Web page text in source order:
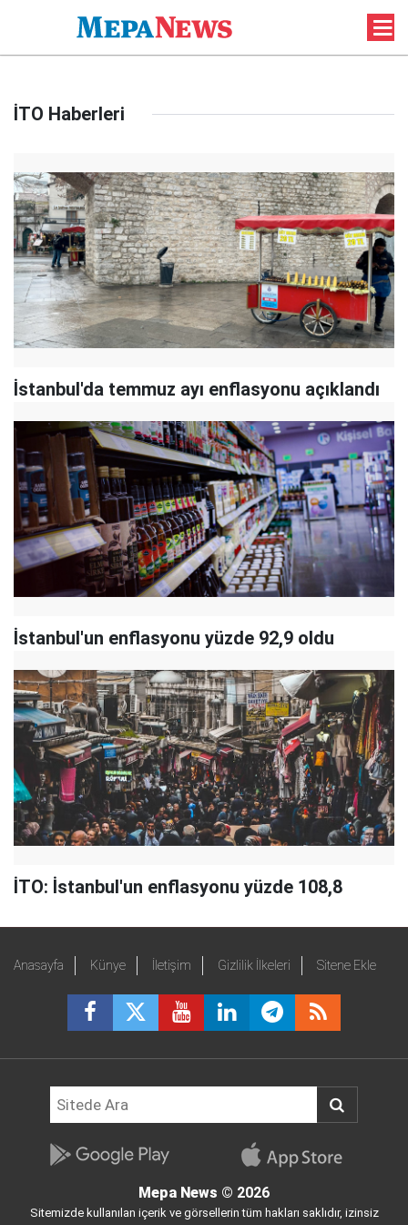
İTO Haberleri
İstanbul'da temmuz ayı enflasyonu açıklandı
İstanbul'un enflasyonu yüzde 92,9 oldu
İTO: İstanbul'un enflasyonu yüzde 108,8
Anasayfa Künye İletişim Gizlilik İlkeleri Sitene Ekle
Mepa News © 2026
Sitemizde kullanılan içerik ve görsellerin tüm hakları saklıdır, izinsiz